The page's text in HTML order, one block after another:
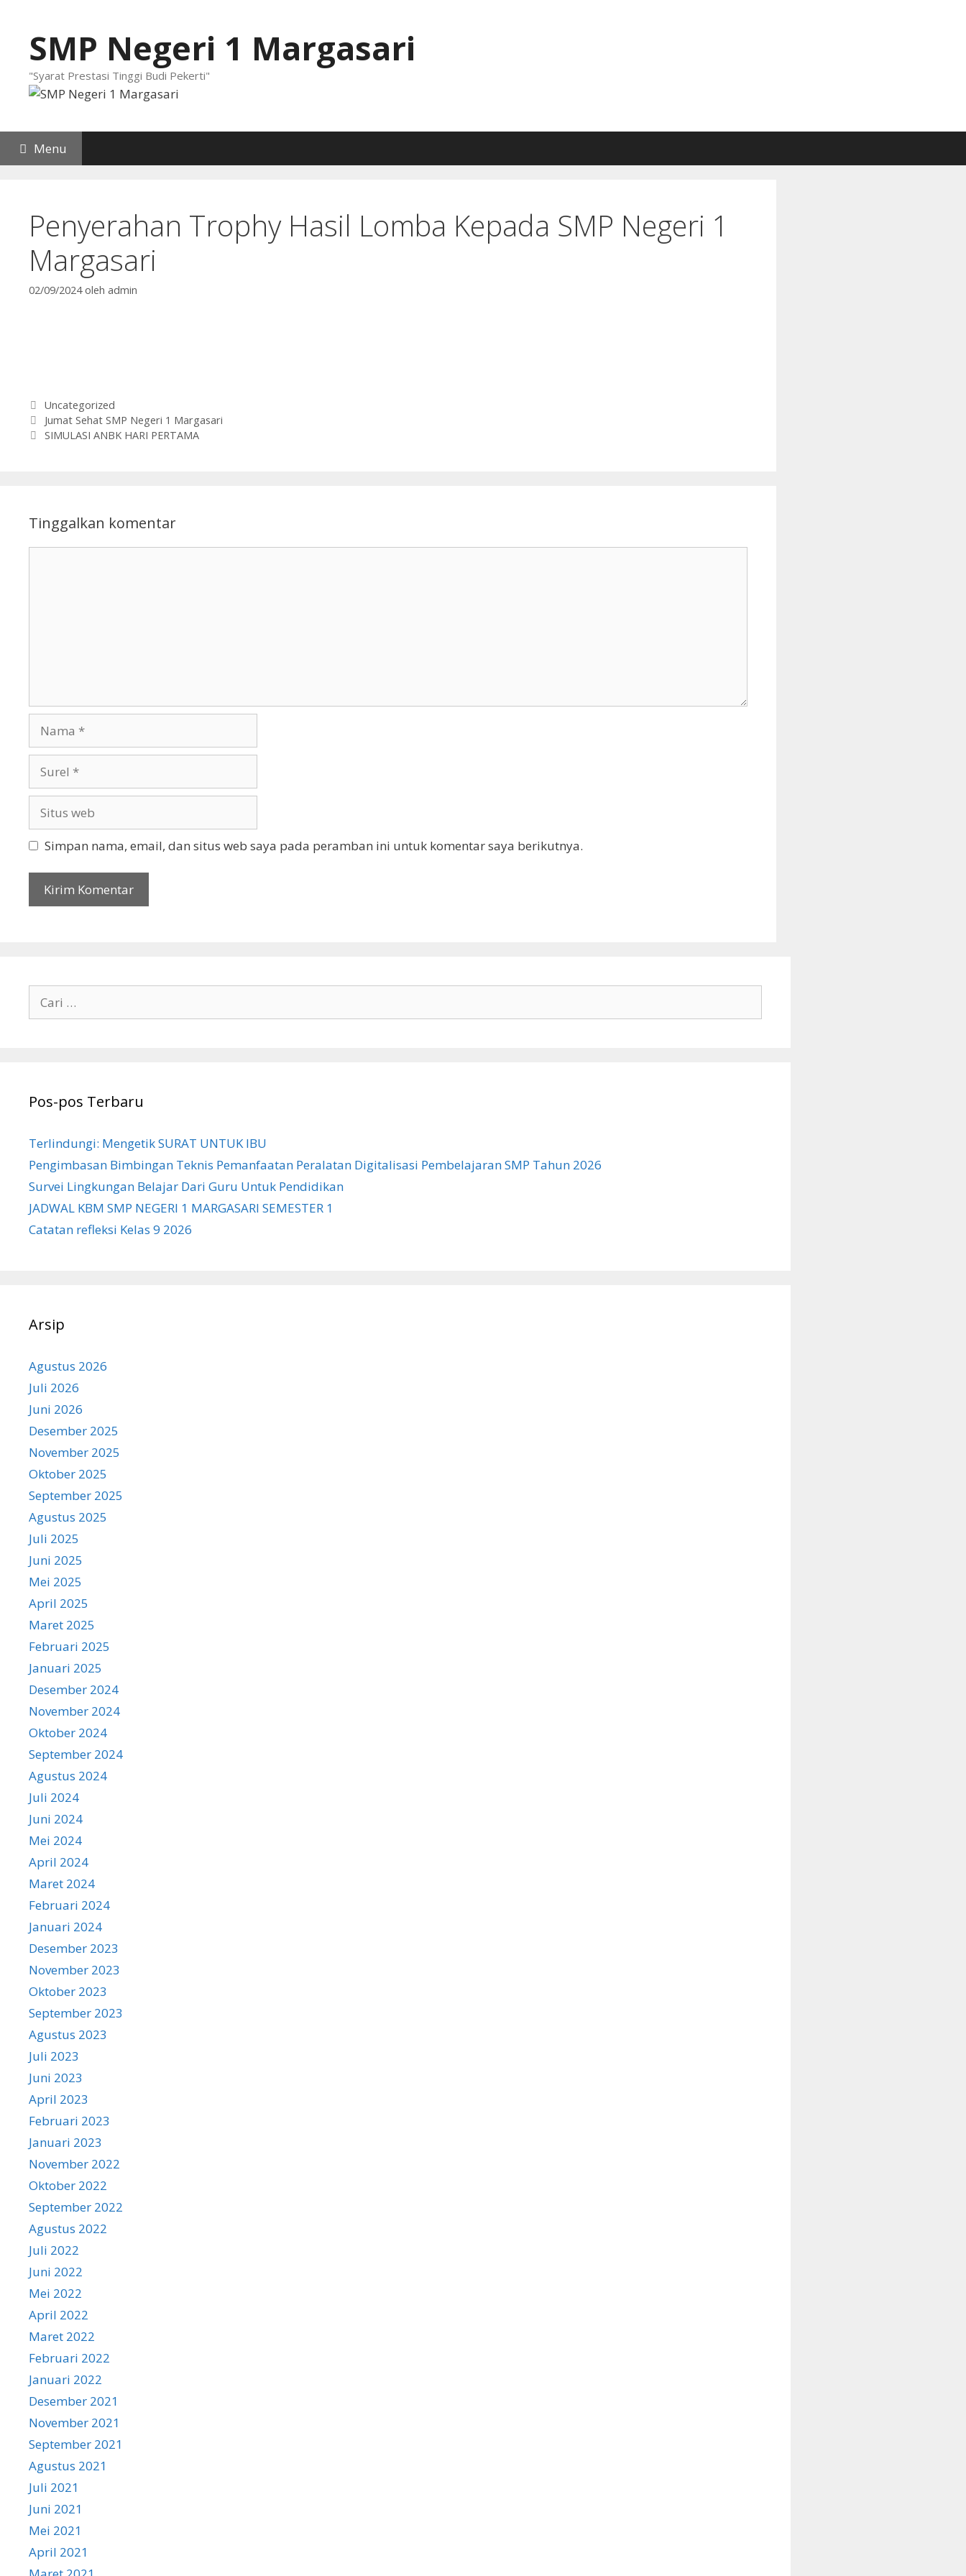
SMP Negeri 1 Margasari
"Syarat Prestasi Tinggi Budi Pekerti"
Menu
Penyerahan Trophy Hasil Lomba Kepada SMP Negeri 1
Margasari
02/09/2024 oleh admin
Kategori
Uncategorized
Jumat Sehat SMP Negeri 1 Margasari
SIMULASI ANBK HARI PERTAMA
Tinggalkan komentar
web
Simpan nama, email, dan situs web saya pada peramban ini untuk komentar saya berikutnya.
untuk:
Pos-pos Terbaru
Terlindungi: Mengetik SURAT UNTUK IBU
Pengimbasan Bimbingan Teknis Pemanfaatan Peralatan Digitalisasi Pembelajaran SMP Tahun 2026
Survei Lingkungan Belajar Dari Guru Untuk Pendidikan
JADWAL KBM SMP NEGERI 1 MARGASARI SEMESTER 1
Catatan refleksi Kelas 9 2026
Arsip
Agustus 2026
Juli 2026
Juni 2026
Desember 2025
November 2025
Oktober 2025
September 2025
Agustus 2025
Juli 2025
Juni 2025
Mei 2025
April 2025
Maret 2025
Februari 2025
Januari 2025
Desember 2024
November 2024
Oktober 2024
September 2024
Agustus 2024
Juli 2024
Juni 2024
Mei 2024
April 2024
Maret 2024
Februari 2024
Januari 2024
Desember 2023
November 2023
Oktober 2023
September 2023
Agustus 2023
Juli 2023
Juni 2023
April 2023
Februari 2023
Januari 2023
November 2022
Oktober 2022
September 2022
Agustus 2022
Juli 2022
Juni 2022
Mei 2022
April 2022
Maret 2022
Februari 2022
Januari 2022
Desember 2021
November 2021
September 2021
Agustus 2021
Juli 2021
Juni 2021
Mei 2021
April 2021